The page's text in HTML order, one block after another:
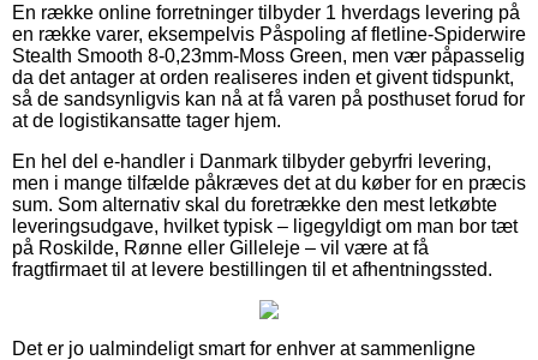
En række online forretninger tilbyder 1 hverdags levering på
en række varer, eksempelvis Påspoling af fletline-Spiderwire
Stealth Smooth 8-0,23mm-Moss Green, men vær påpasselig
da det antager at orden realiseres inden et givent tidspunkt,
så de sandsynligvis kan nå at få varen på posthuset forud for
at de logistikansatte tager hjem.
En hel del e-handler i Danmark tilbyder gebyrfri levering,
men i mange tilfælde påkræves det at du køber for en præcis
sum. Som alternativ skal du foretrække den mest letkøbte
leveringsudgave, hvilket typisk – ligegyldigt om man bor tæt
på Roskilde, Rønne eller Gilleleje – vil være at få
fragtfirmaet til at levere bestillingen til et afhentningssted.
Det er jo ualmindeligt smart for enhver at sammenligne